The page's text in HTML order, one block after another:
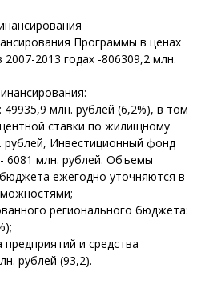
Программы в ценах
2013 годах -806309,2 млн.
млн. рублей (6,2%), в том
ставки по жилищному
рублей, Инвестиционный фонд
6081 млн. рублей. Объемы
ежегодно уточняются в
регионального бюджета:
и средства
рублей (93,2).